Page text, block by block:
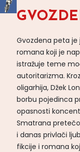
Gvozdena peta je
romana koji je
istražuje teme
autoritarizma.
oligarhija, Džek
borbu pojedinca
opasnosti
Smatrana
i danas privlači
fikcije i romana